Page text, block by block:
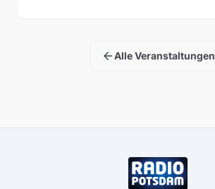
arrow_backAlle Veranstaltungen